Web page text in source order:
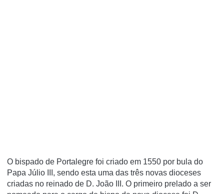
O bispado de Portalegre foi criado em 1550 por bula do
Papa Júlio III, sendo esta uma das três novas dioceses
criadas no reinado de D. João III. O primeiro prelado a ser